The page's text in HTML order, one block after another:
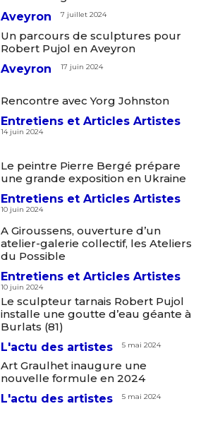
Aveyron
7 juillet 2024
Un parcours de sculptures pour
Robert Pujol en Aveyron
Aveyron
17 juin 2024
Rencontre avec Yorg Johnston
Entretiens et Articles Artistes
14 juin 2024
Le peintre Pierre Bergé prépare
une grande exposition en Ukraine
Entretiens et Articles Artistes
10 juin 2024
A Giroussens, ouverture d’un
atelier-galerie collectif, les Ateliers
du Possible
Entretiens et Articles Artistes
10 juin 2024
Le sculpteur tarnais Robert Pujol
installe une goutte d’eau géante à
Burlats (81)
L'actu des artistes
5 mai 2024
Art Graulhet inaugure une
nouvelle formule en 2024
L'actu des artistes
5 mai 2024